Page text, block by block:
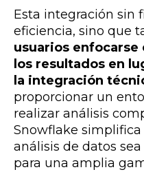
Esta integración sin
eficiencia, sino que
usuarios
los resultados en
la integración
proporcionar un
realizar análisis
Snowflake simplifica
análisis de datos
para una amplia